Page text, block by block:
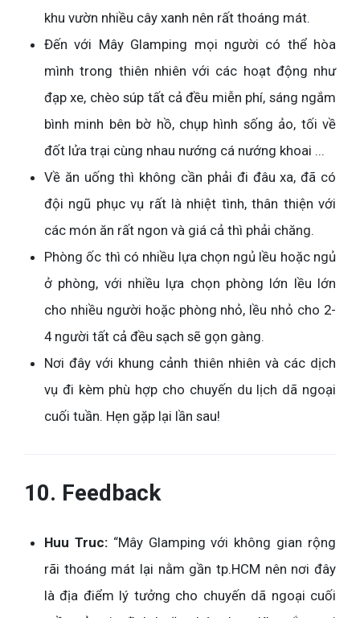
khu vườn nhiều cây xanh nên rất thoáng mát.
Đến với Mây Glamping mọi người có thể hòa
mình trong thiên nhiên với các hoạt động như
đạp xe, chèo súp tất cả đều miễn phí, sáng ngắm
bình minh bên bờ hồ, chụp hình sống ảo, tối về
đốt lửa trại cùng nhau nướng cá nướng khoai ...
Về ăn uống thì không cần phải đi đâu xa, đã có
đội ngũ phục vụ rất là nhiệt tình, thân thiện với
các món ăn rất ngon và giá cả thì phải chăng.
Phòng ốc thì có nhiều lựa chọn ngủ lều hoặc ngủ
ở phòng, với nhiều lựa chọn phòng lớn lều lớn
cho nhiều người hoặc phòng nhỏ, lều nhỏ cho 2-
4 người tất cả đều sạch sẽ gọn gàng.
Nơi đây với khung cảnh thiên nhiên và các dịch
vụ đi kèm phù hợp cho chuyến du lịch dã ngoại
cuối tuần. Hẹn gặp lại lần sau!
10. Feedback
Huu Truc:“Mây Glamping với không gian rộng
rãi thoáng mát lại nằm gần tp.HCM nên nơi đây
là địa điểm lý tưởng cho chuyến dã ngoại cuối